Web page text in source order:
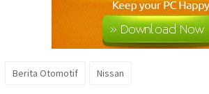
Berita Otomotif Nissan